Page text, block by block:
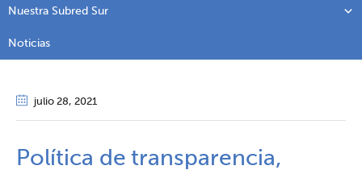
Nuestra Subred Sur
Noticias
julio 28, 2021
Política de transparencia,